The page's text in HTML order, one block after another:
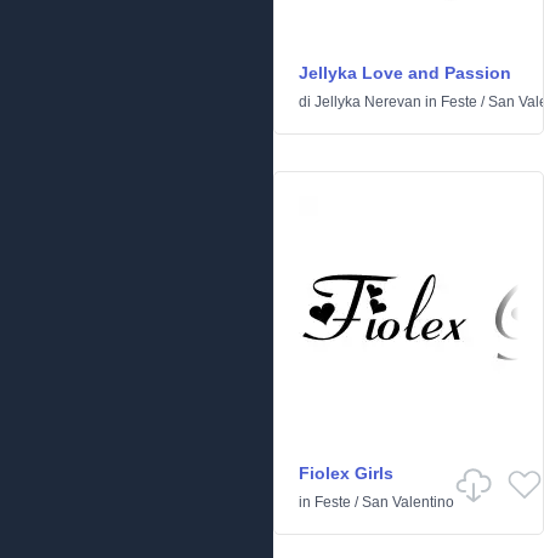
Jellyka Love and Passion
di Jellyka Nerevan in Feste /San
Fiolex Girls
in Feste /San Valentino